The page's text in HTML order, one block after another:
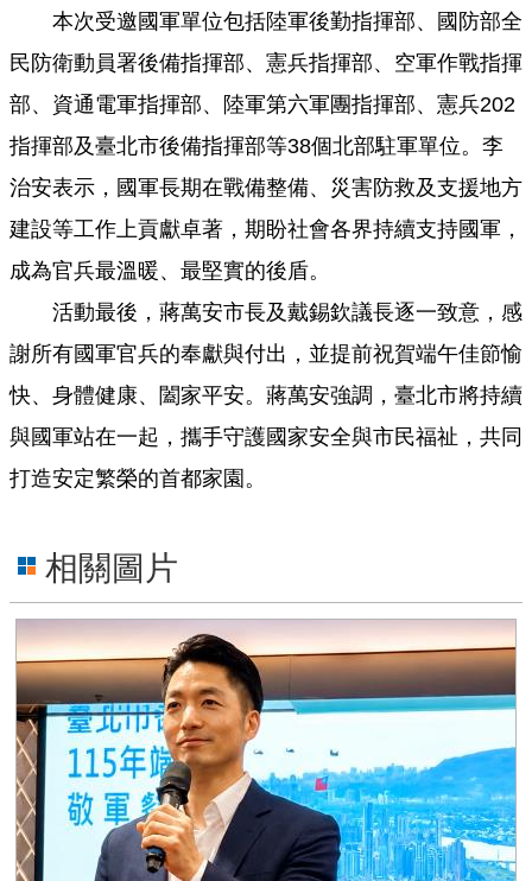
臺
北
卡
府
網
站
資
放
宣
告
網
站
策
隱
私
權
保
護
政
策
聯
絡
本次受邀國軍單位包括陸軍後勤指揮部、國防部全
民防衛動員署後備指揮部、憲兵指揮部、空軍作戰指揮
部、資通電軍指揮部、陸軍第六軍團指揮部、憲兵202
指揮部及臺北市後備指揮部等38個北部駐軍單位。李
治安表示，國軍長期在戰備整備、災害防救及支援地方
建設等工作上貢獻卓著，期盼社會各界持續支持國軍，
成為官兵最溫暖、最堅實的後盾。
活動最後，蔣萬安市長及戴錫欽議長逐一致意，感
謝所有國軍官兵的奉獻與付出，並提前祝賀端午佳節愉
快、身體健康、闔家平安。蔣萬安強調，臺北市將持續
與國軍站在一起，攜手守護國家安全與市民福祉，共同
打造安定繁榮的首都家園。
相關圖片